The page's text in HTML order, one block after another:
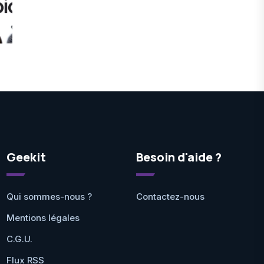
Geekit
Qui sommes-nous ?
Mentions légales
C.G.U.
Flux RSS
Besoin d'aide ?
Contactez-nous